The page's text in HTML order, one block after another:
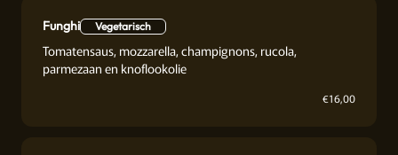
Funghi Vegetarisch
Tomatensaus, mozzarella, champignons, rucola,
parmezaan en knoflookolie
€16,00